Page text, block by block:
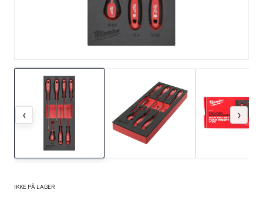
‹ ›
IKKE PÅ LAGER